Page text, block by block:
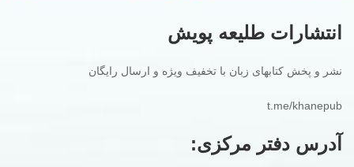
انتشارات طلیعه پویش
نشر و پخش کتابهای زبان با تخفیف ویژه و ارسال رایگان
t.me/khanepub
آدرس دفتر مرکزی: